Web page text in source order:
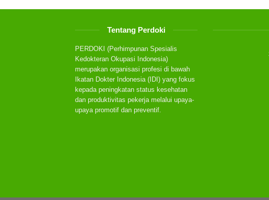
Tentang Perdoki
PERDOKI (Perhimpunan Spesialis
Kedokteran Okupasi Indonesia)
merupakan organisasi profesi di bawah
Ikatan Dokter Indonesia (IDI) yang fokus
kepada peningkatan status kesehatan
dan produktivitas pekerja melalui upaya-
upaya promotif dan preventif.